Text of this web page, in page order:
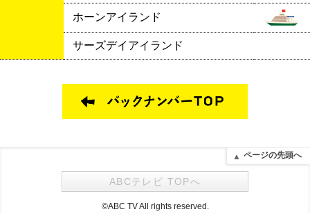
ホーンアイランド
サーズデイアイランド
ページの先頭へ
ABCテレビ TOPへ
©ABC TV All rights reserved.